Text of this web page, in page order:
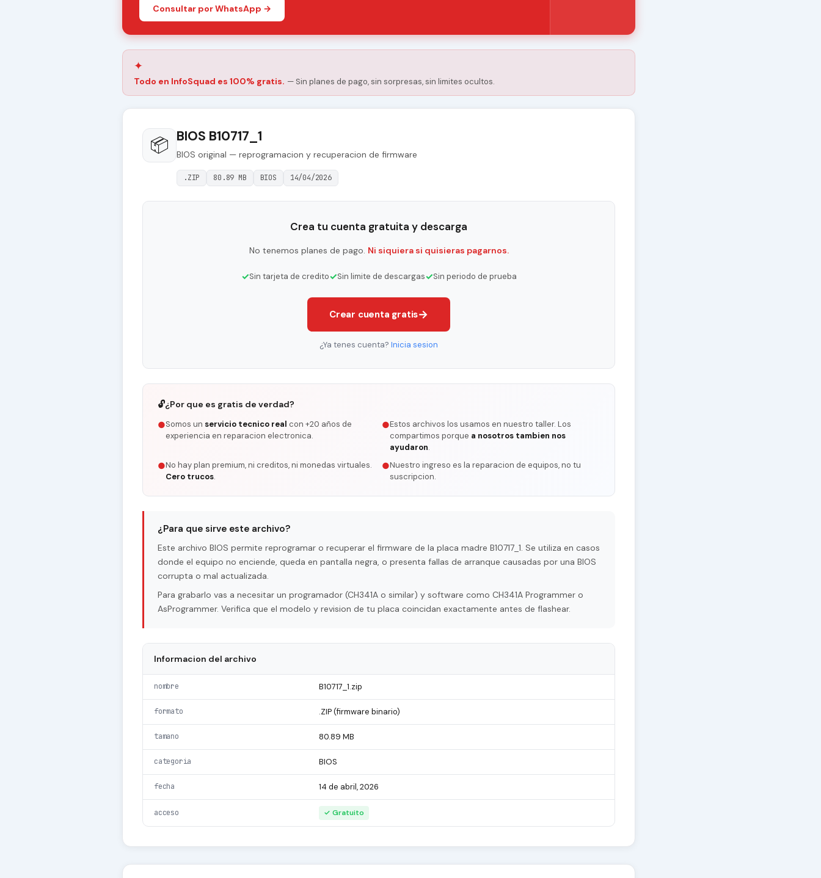
Consultar por WhatsApp →
✦
Todo en InfoSquad es 100% gratis. — Sin planes de pago, sin sorpresas, sin limites ocultos.
📦 BIOS B10717_1
BIOS original — reprogramacion y recuperacion de firmware
.ZIP 80.89 MB BIOS 14/04/2026
Crea tu cuenta gratuita y descarga
No tenemos planes de pago. Ni siquiera si quisieras pagarnos.
✓Sin tarjeta de credito✓Sin limite de descargas✓Sin periodo de prueba
Crear cuenta gratis→
¿Ya tenes cuenta? Inicia sesion
🔓¿Por que es gratis de verdad?
●Somos un servicio tecnico real con +20 años de
experiencia en reparacion electronica.
●Estos archivos los usamos en nuestro taller. Los
compartimos porque a nosotros tambien nos
ayudaron.
●No hay plan premium, ni creditos, ni monedas virtuales.
Cero trucos.
●Nuestro ingreso es la reparacion de equipos, no tu
suscripcion.
¿Para que sirve este archivo?
Este archivo BIOS permite reprogramar o recuperar el firmware de la placa madre B10717_1. Se utiliza en casos
donde el equipo no enciende, queda en pantalla negra, o presenta fallas de arranque causadas por una BIOS
corrupta o mal actualizada.
Para grabarlo vas a necesitar un programador (CH341A o similar) y software como CH341A Programmer o
AsProgrammer. Verifica que el modelo y revision de tu placa coincidan exactamente antes de flashear.
Informacion del archivo
nombre B10717_1.zip
formato .ZIP (firmware binario)
tamano 80.89 MB
categoria BIOS
fecha 14 de abril, 2026
acceso ✓ Gratuito